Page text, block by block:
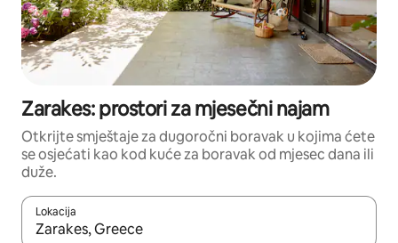
Zarakes: prostori za mjesečni najam
Otkrijte smještaje za dugoročni boravak u kojima ćete
se osjećati kao kod kuće za boravak od mjesec dana ili
duže.
Lokacija
Kad su rezultati dostupni, možete da se krećete kroz njih